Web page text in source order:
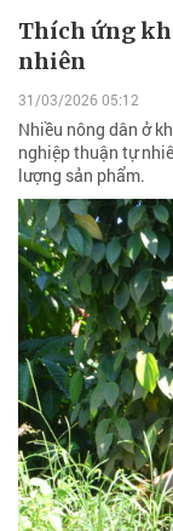
Thích ứng
nhiên
31/03/2026 05:12
Nhiều nông dân ở
nghiệp thuận tự
lượng sản phẩm.